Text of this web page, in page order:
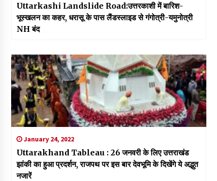
Uttarkashi Landslide Road:उत्तरकाशी में बारिश-
भूस्खलन का कहर, धरासू के पास लैंडस्लाइड से गंगोत्री-यमुनोत्री
NH बंद
January 24, 2022
Uttarakhand Tableau : 26 जनवरी के लिए उत्तराखंड
झांकी का हुआ प्रदर्शन, राजपथ पर इस बार देवभूमि के दिखेंगे ये अद्भुत
नजारें